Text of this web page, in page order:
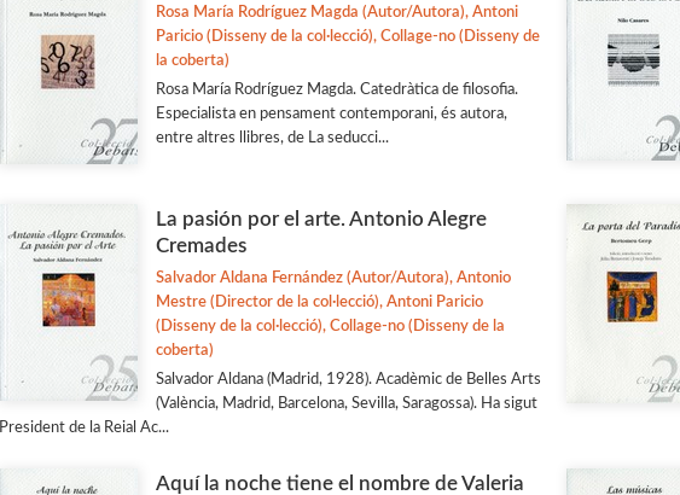
Rosa María Rodríguez Magda (Autor/Autora), Antoni
Paricio (Disseny de la col·lecció), Collage-no (Disseny de
la coberta)
Rosa María Rodríguez Magda. Catedràtica de filosofia.
Especialista en pensament contemporani, és autora,
entre altres llibres, de La seducci...
La pasión por el arte. Antonio Alegre
Cremades
Salvador Aldana Fernández (Autor/Autora), Antonio
Mestre (Director de la col·lecció), Antoni Paricio
(Disseny de la col·lecció), Collage-no (Disseny de la
coberta)
Salvador Aldana (Madrid, 1928). Acadèmic de Belles Arts
(València, Madrid, Barcelona, Sevilla, Saragossa). Ha sigut
President de la Reial Ac...
Aquí la noche tiene el nombre de Valeria